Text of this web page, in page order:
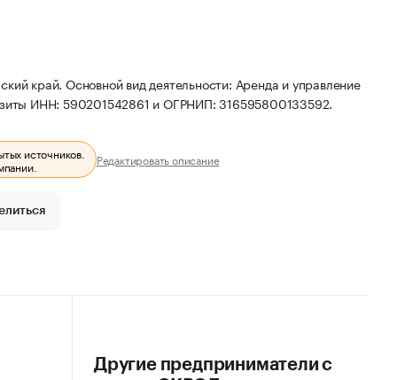
край. Основной вид деятельности: Аренда и управление
ИНН: 590201542861 и ОГРНИП: 316595800133592.
источников.
Редактировать описание
Другие предприниматели с